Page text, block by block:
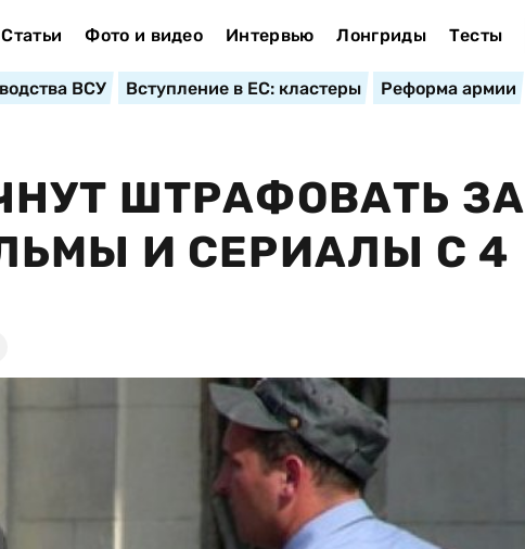
Статьи Фото и видео Интервью Лонгриды Тесты
ВСУ Вступление в ЕС: кластеры Реформа армии
ШТРАФОВАТЬ ЗА
И СЕРИАЛЫ С 4